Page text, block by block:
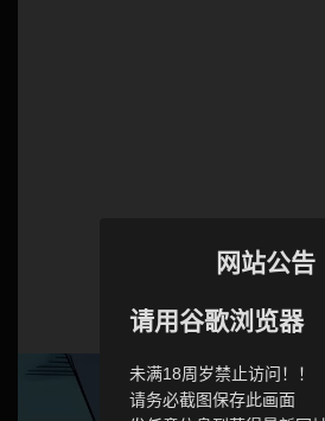
网站公告
请用谷歌浏览器
未满18周岁禁止访问！！
请务必截图保存此画面